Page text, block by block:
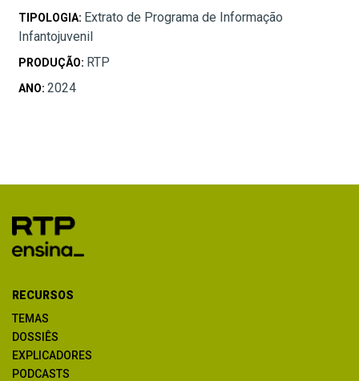
TIPOLOGIA: Extrato de Programa de Informação
Infantojuvenil
PRODUÇÃO: RTP
ANO: 2024
RECURSOS
TEMAS
DOSSIÊS
EXPLICADORES
PODCASTS